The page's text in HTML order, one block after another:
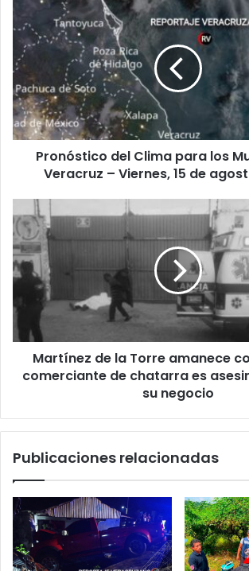
Pronóstico
del
Clima
para
los
Municipios
de
Veracruz
–
Viernes,
agosto
de
2025
Pronóstico del Clima para los
Veracruz – Viernes, 15 de
Martínez
de
la
Torre
amanece
violencia:
comerciante
de
chatarra
es
a
negocio
Martínez de la Torre amanece
comerciante de chatarra es
su negocio
Publicaciones relacionadas